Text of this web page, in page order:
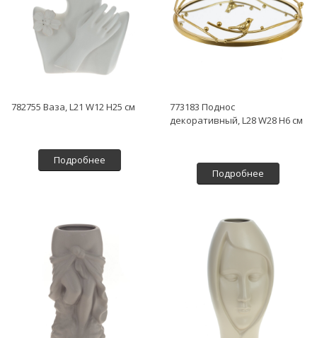
782755 Ваза, L21 W12 H25 см
Подробнее
773183 Поднос
декоративный, L28 W28 H6 см
Подробнее